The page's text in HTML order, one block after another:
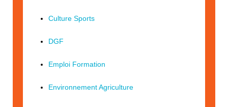
Culture Sports
DGF
Emploi Formation
Environnement Agriculture